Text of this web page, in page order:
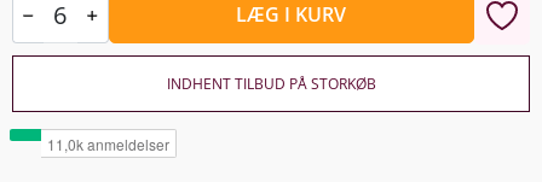
LÆG I KURV
INDHENT TILBUD PÅ STORKØB